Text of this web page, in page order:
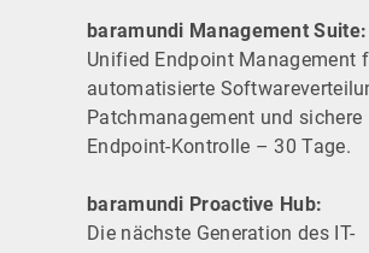
baramundi Management Suite:
Unified Endpoint Management
automatisierte
Patchmanagement und sichere
Endpoint-Kontrolle – 30 Tage.
baramundi Proactive Hub:
Die nächste Generation des IT-